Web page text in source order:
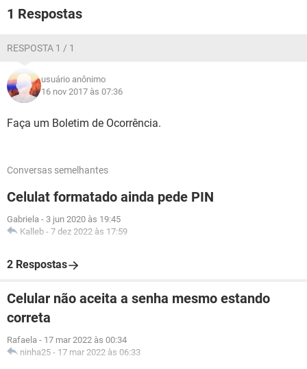
1 Respostas
RESPOSTA 1 / 1
usuário anônimo
16 nov 2017 às 07:36
Faça um Boletim de Ocorrência.
Conversas semelhantes
Celulat formatado ainda pede PIN
Gabriela - 3 jun 2020 às 19:45
Kalleb - 7 dez 2022 às 17:59
2 Respostas
Celular não aceita a senha mesmo estando
correta
Rafaela - 17 mar 2022 às 00:34
ninha25 - 17 mar 2022 às 06:33